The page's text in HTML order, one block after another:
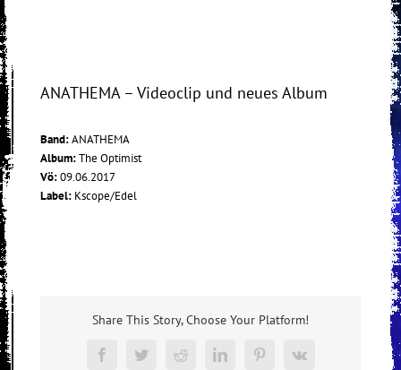
ANATHEMA – Videoclip und neues Album
Band:ANATHEMA
Album:The Optimist
Vö:09.06.2017
Label: Kscope/Edel
Share This Story, Choose Your Platform!
FacebookTwitterRedditLinkedInPinterest
Vk